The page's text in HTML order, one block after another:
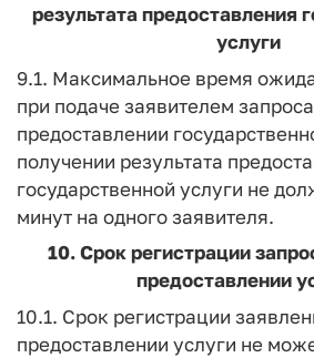
результата предоставления
услуги
9.1. Максимальное время
при подаче заявителем
предоставлении
получении результата
государственной услуги не
минут на одного заявителя.
10. Срок регистрации
предоставлении
10.1. Срок регистрации
предоставлении услуги не